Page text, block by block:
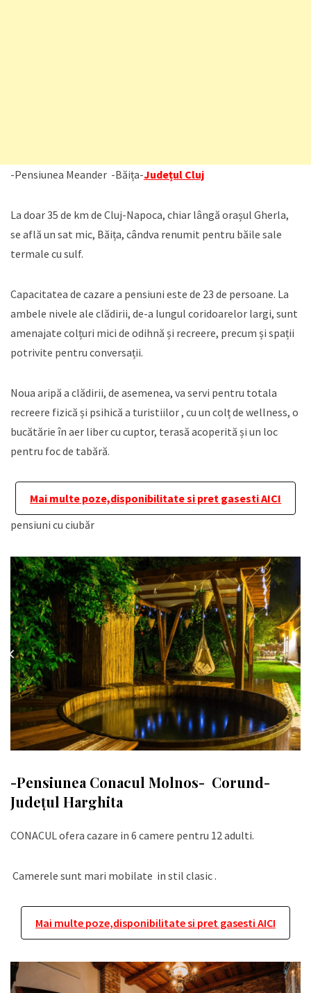
-Pensiunea Meander -Băița-Județul Cluj
La doar 35 de km de Cluj-Napoca, chiar lângă orașul Gherla,
se află un sat mic, Băița, cândva renumit pentru băile sale
termale cu sulf.
Capacitatea de cazare a pensiuni este de 23 de persoane. La
ambele nivele ale clădirii, de-a lungul coridoarelor largi, sunt
amenajate colțuri mici de odihnă și recreere, precum și spații
potrivite pentru conversații.
Noua aripă a clădirii, de asemenea, va servi pentru totala
recreere fizică și psihică a turistiilor , cu un colț de wellness, o
bucătărie în aer liber cu cuptor, terasă acoperită și un loc
pentru foc de tabără.
Mai multe poze,disponibilitate si pret gasesti AICI
pensiuni cu ciubăr
-Pensiunea Conacul Molnos- Corund-
Județul Harghita
CONACUL ofera cazare in 6 camere pentru 12 adulti.
Camerele sunt mari mobilate in stil clasic .
Mai multe poze,disponibilitate si pret gasesti AICI